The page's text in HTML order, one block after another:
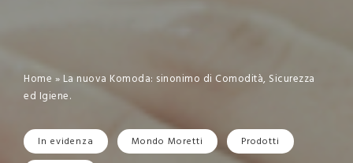
Home » La nuova Komoda: sinonimo di Comodità, Sicurezza
ed Igiene.
In evidenza Mondo Moretti
Prodotti